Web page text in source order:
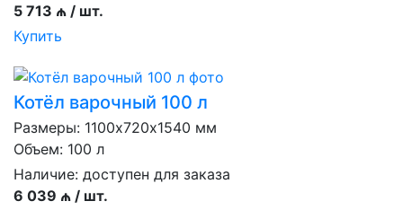
5 713 ₼ / шт.
Купить
Котёл варочный 100 л
Размеры: 1100х720х1540 мм
Объем: 100 л
Наличие: доступен для заказа
6 039 ₼ / шт.